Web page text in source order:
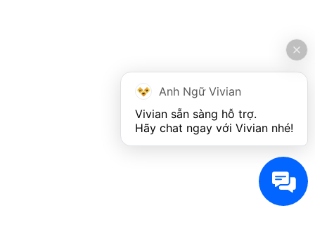
Anh Ngữ Vivian
Vivian sẵn sàng hỗ trợ.
Hãy chat ngay với Vivian nhé!